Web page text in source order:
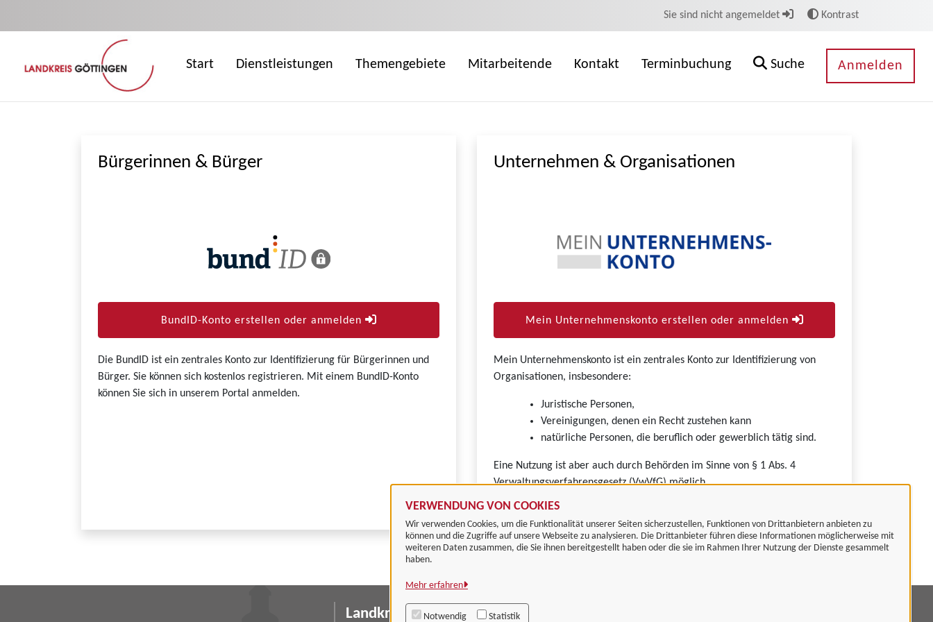
VERWENDUNG VON COOKIES
Wir verwenden Cookies, um die Funktionalität unserer Seiten sicherzustellen, Funktionen von Drittanbietern anbieten zu
können und die Zugriffe auf unsere Webseite zu analysieren. Die Drittanbieter führen diese Informationen möglicherweise mit
weiteren Daten zusammen, die Sie ihnen bereitgestellt haben oder die sie im Rahmen Ihrer Nutzung der Dienste gesammelt
haben.
Mehr erfahren
Notwendig Statistik
Sie sind nicht angemeldet Kontrast
Start Dienstleistungen Themengebiete Mitarbeitende Kontakt Terminbuchung Suche Anmelden
Bürgerinnen & Bürger
BundID-Konto erstellen oder anmelden
Die BundID ist ein zentrales Konto zur Identifizierung für Bürgerinnen und
Bürger. Sie können sich kostenlos registrieren. Mit einem BundID-Konto
können Sie sich in unserem Portal anmelden.
Unternehmen & Organisationen
Mein Unternehmenskonto erstellen oder anmelden
Mein Unternehmenskonto ist ein zentrales Konto zur Identifizierung von
Organisationen, insbesondere:
Juristische Personen,
Vereinigungen, denen ein Recht zustehen kann
natürliche Personen, die beruflich oder gewerblich tätig sind.
Eine Nutzung ist aber auch durch Behörden im Sinne von § 1 Abs. 4
Verwaltungsverfahrensgesetz (VwVfG) möglich.
Landkreis Göttingen